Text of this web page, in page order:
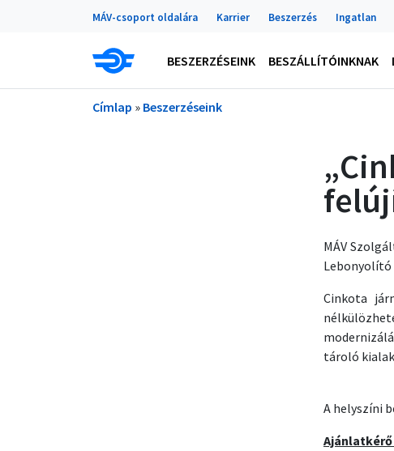
Ugrás a tartalomraPortálok
MÁV-csoport oldalára Karrier Beszerzés Ingatlan
Main navigation
BESZERZÉSEINK BESZÁLLÍTÓINKNAK
Morzsa
Címlap Beszerzéseink
MÁV
Lebonyolító
Cinkota
tároló
A helyszíni